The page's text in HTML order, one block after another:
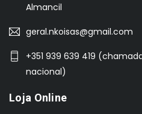
Almancil
geral.nkoisas@gmail.com
+351 939 639 419
nacional)
Loja Online